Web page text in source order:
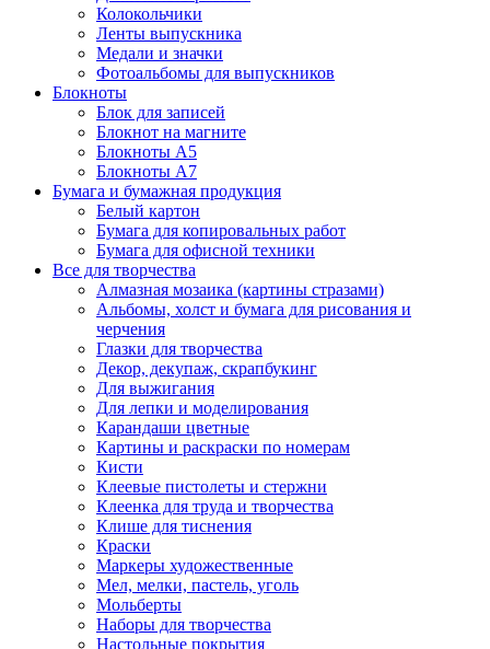
Колокольчики
Ленты выпускника
Медали и значки
Фотоальбомы для выпускников
Блокноты
Блок для записей
Блокнот на магните
Блокноты А5
Блокноты А7
Бумага и бумажная продукция
Белый картон
Бумага для копировальных работ
Бумага для офисной техники
Все для творчества
Алмазная мозаика (картины стразами)
Альбомы, холст и бумага для рисования и
черчения
Глазки для творчества
Декор, декупаж, скрапбукинг
Для выжигания
Для лепки и моделирования
Карандаши цветные
Картины и раскраски по номерам
Кисти
Клеевые пистолеты и стержни
Клеенка для труда и творчества
Клише для тиснения
Краски
Маркеры художественные
Мел, мелки, пастель, уголь
Мольберты
Наборы для творчества
Настольные покрытия